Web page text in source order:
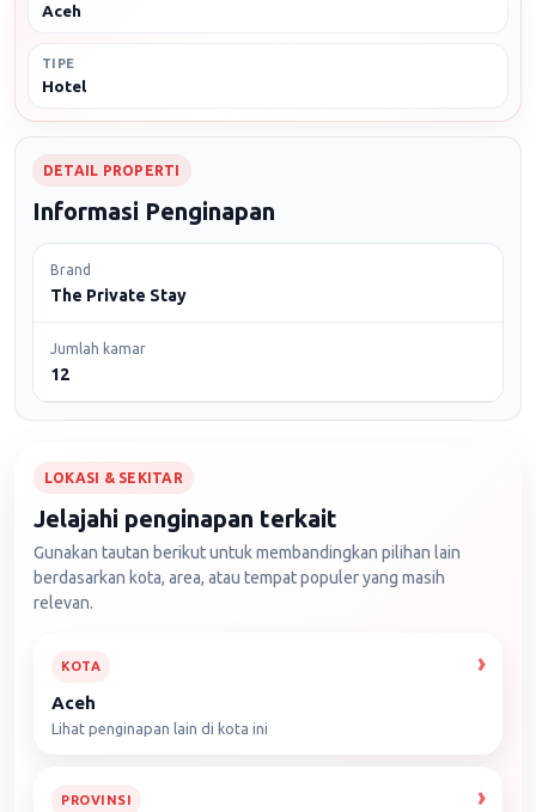
Aceh
TIPE
Hotel
DETAIL PROPERTI
Informasi Penginapan
Brand
The Private Stay
Jumlah kamar
12
LOKASI & SEKITAR
Jelajahi penginapan terkait
Gunakan tautan berikut untuk membandingkan pilihan lain
berdasarkan kota, area, atau tempat populer yang masih
relevan.
KOTA
Aceh
Lihat penginapan lain di kota ini
PROVINSI